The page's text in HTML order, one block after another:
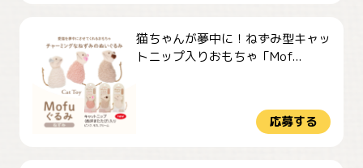
猫ちゃんが夢中に！ねずみ型キャッ
トニップ入りおもちゃ「Mof...
応募する